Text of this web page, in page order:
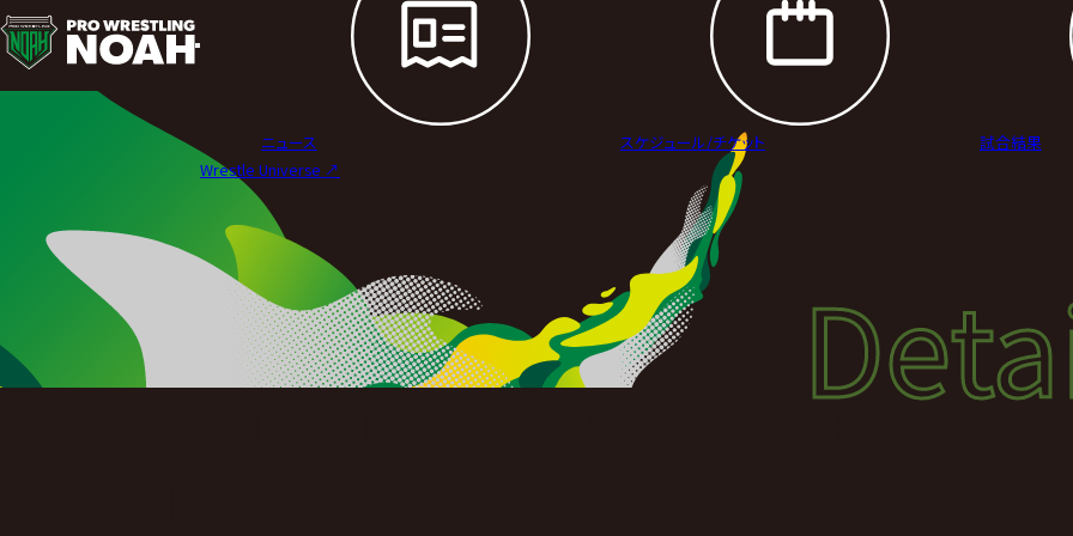
試
合
レ
ス
ニュース スケジュール/チケット
試合結果
Wrestle Universe ↗︎
試
STAR NAVIGATION 2024〜TRIPLE